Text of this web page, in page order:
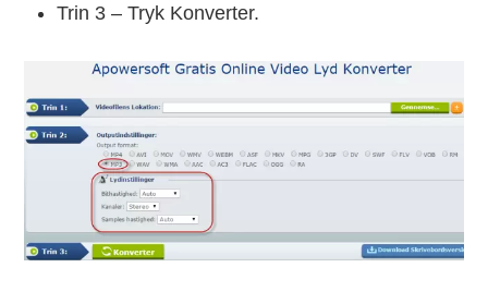
Trin 3 – Tryk Konverter.